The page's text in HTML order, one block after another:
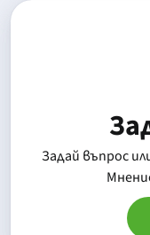
Задай въпрос